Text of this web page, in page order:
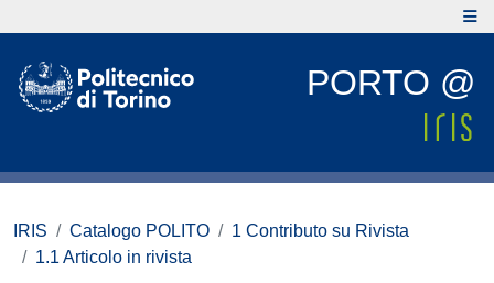
PORTO @
IRIS Catalogo POLITO
1 Contributo su Rivista
1.1 Articolo in rivista